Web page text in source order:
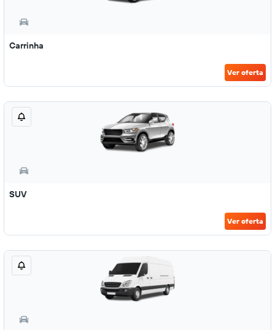
Carrinha
Ver oferta
SUV
Ver oferta